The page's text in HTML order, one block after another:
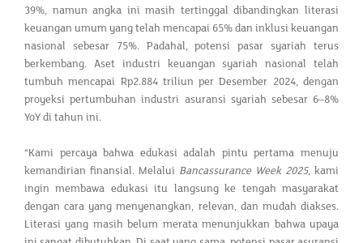
39%, namun angka ini masih tertinggal dibandingkan literasi
keuangan umum yang telah mencapai 65% dan inklusi keuangan
nasional sebesar 75%. Padahal, potensi pasar syariah terus
berkembang. Aset industri keuangan syariah nasional telah
tumbuh mencapai Rp2.884 triliun per Desember 2024, dengan
proyeksi pertumbuhan industri asuransi syariah sebesar 6–8%
YoY di tahun ini.
“Kami percaya bahwa edukasi adalah pintu pertama menuju
kemandirian finansial. Melalui Bancassurance Week 2025, kami
ingin membawa edukasi itu langsung ke tengah masyarakat
dengan cara yang menyenangkan, relevan, dan mudah diakses.
Literasi yang masih belum merata menunjukkan bahwa upaya